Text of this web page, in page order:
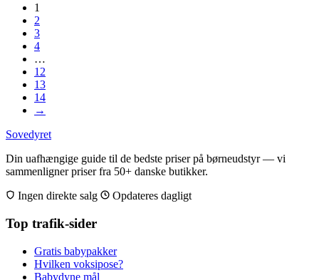
1
2
3
4
…
12
13
14
→
Sovedyret
Din uafhængige guide til de bedste priser på børneudstyr — vi
sammenligner priser fra 50+ danske butikker.
Ingen direkte salg
Opdateres dagligt
Top trafik-sider
Gratis babypakker
Hvilken voksipose?
Babydyne mål